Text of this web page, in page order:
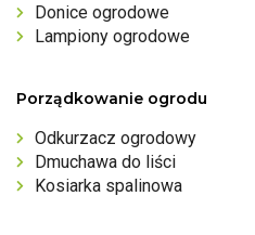
Donice ogrodowe
Lampiony ogrodowe
Porządkowanie ogrodu
Odkurzacz ogrodowy
Dmuchawa do liści
Kosiarka spalinowa